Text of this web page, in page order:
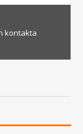
kontakta